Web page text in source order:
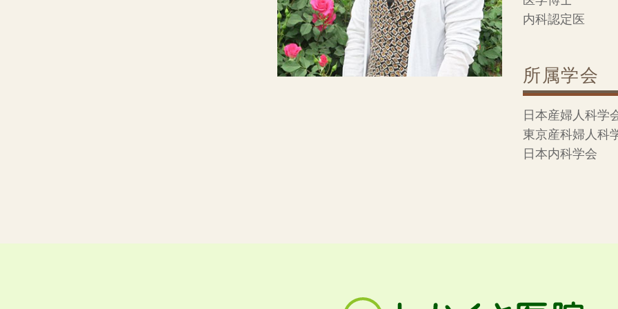
内科認定医
所属学会
日本産婦人科学
東京産科婦人科
日本内科学会